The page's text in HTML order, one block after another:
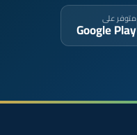
متوفر على
Google Play